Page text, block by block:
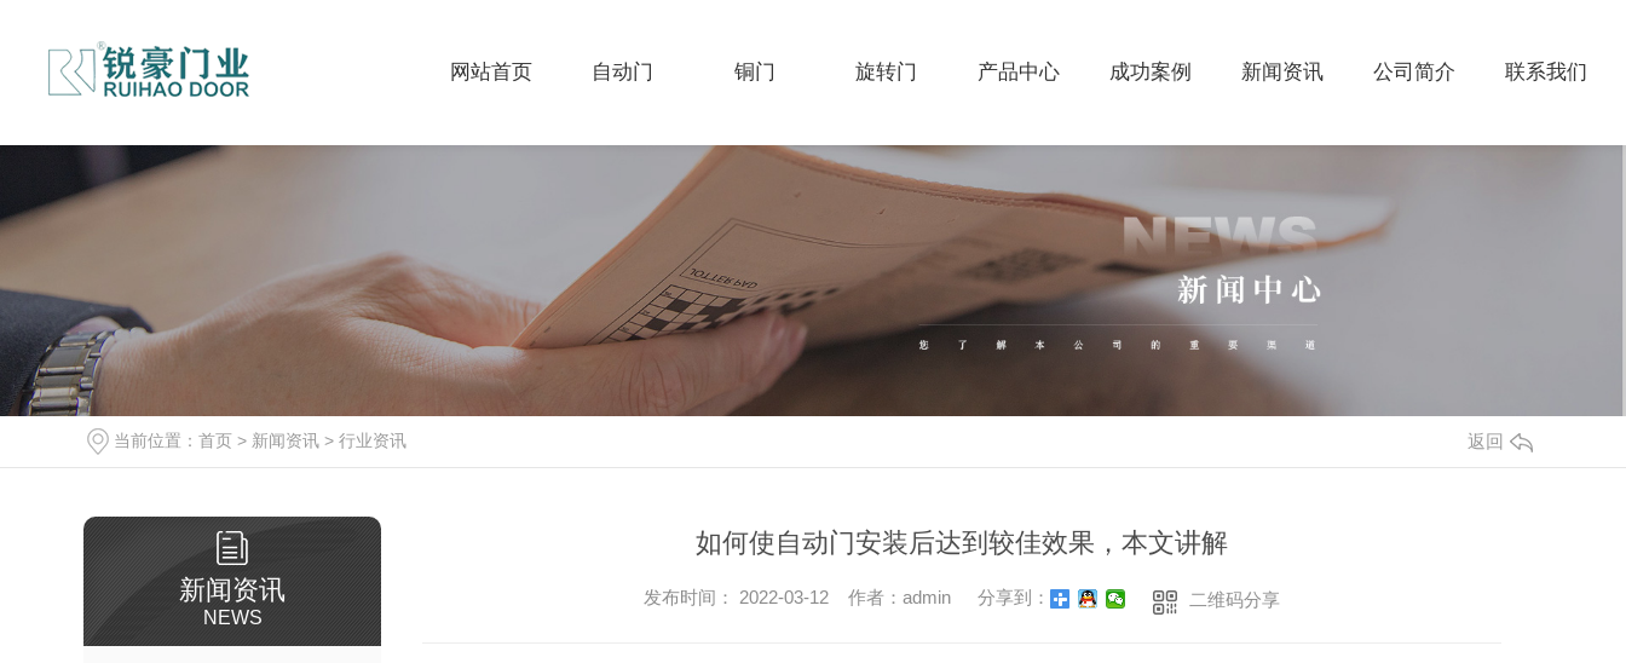
网站首页 自动门 铜门 旋转门 产品中心 成功案例 新闻资讯 公司简介 联系我们
当前位置： 首页 > 新闻资讯 > 行业资讯 返回
新闻资讯
NEWS
如何使自动门安装后达到较佳效果，本文讲解
发布时间： 2022-03-12 作者：admin 分享到： 二维码分享